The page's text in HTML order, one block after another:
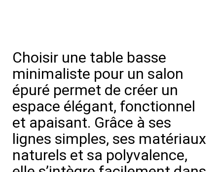
Choisir une table basse
minimaliste pour un salon
épuré permet de créer un
espace élégant, fonctionnel
et apaisant. Grâce à ses
lignes simples, ses matériaux
naturels et sa polyvalence,